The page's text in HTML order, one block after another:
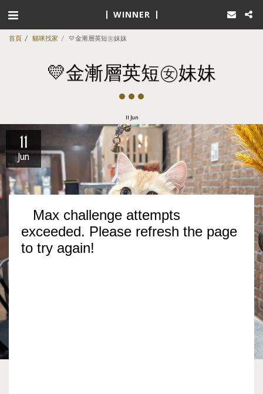
WINNER
首頁 貓咪找家 💛金漸層英短㊛妹妹
💛金漸層英短㊛妹妹
11 Jun
11
Jun